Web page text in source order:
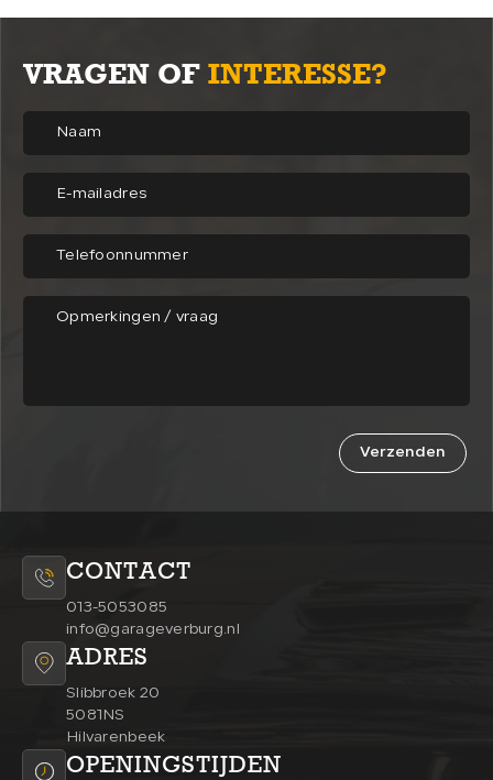
CONTACT
013-5053085
info@garageverburg.nl
ADRES
Slibbroek 20
5081NS
Hilvarenbeek
OPENINGSTIJDEN
VRAGEN OF INTERESSE?
Verzenden